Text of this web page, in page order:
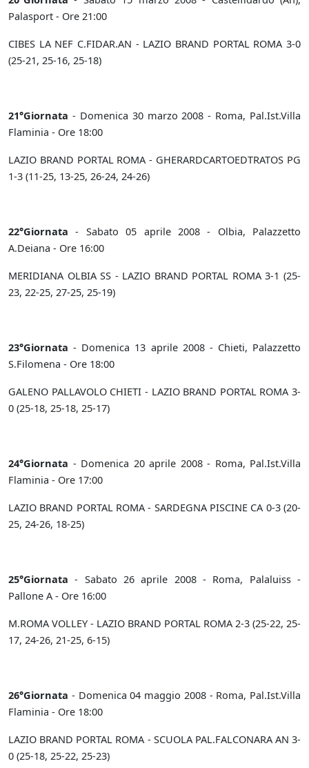
Palasport - Ore 21:00
CIBES LA NEF C.FIDAR.AN - LAZIO BRAND PORTAL ROMA 3-0
(25-21, 25-16, 25-18)
21°Giornata - Domenica 30 marzo 2008 - Roma, Pal.Ist.Villa
Flaminia - Ore 18:00
LAZIO BRAND PORTAL ROMA - GHERARDCARTOEDTRATOS PG
1-3 (11-25, 13-25, 26-24, 24-26)
22°Giornata - Sabato 05 aprile 2008 - Olbia, Palazzetto
A.Deiana - Ore 16:00
MERIDIANA OLBIA SS - LAZIO BRAND PORTAL ROMA 3-1 (25-
23, 22-25, 27-25, 25-19)
23°Giornata - Domenica 13 aprile 2008 - Chieti, Palazzetto
S.Filomena - Ore 18:00
GALENO PALLAVOLO CHIETI - LAZIO BRAND PORTAL ROMA 3-
0 (25-18, 25-18, 25-17)
24°Giornata - Domenica 20 aprile 2008 - Roma, Pal.Ist.Villa
Flaminia - Ore 17:00
LAZIO BRAND PORTAL ROMA - SARDEGNA PISCINE CA 0-3 (20-
25, 24-26, 18-25)
25°Giornata - Sabato 26 aprile 2008 - Roma, Palaluiss -
Pallone A - Ore 16:00
M.ROMA VOLLEY - LAZIO BRAND PORTAL ROMA 2-3 (25-22, 25-
17, 24-26, 21-25, 6-15)
26°Giornata - Domenica 04 maggio 2008 - Roma, Pal.Ist.Villa
Flaminia - Ore 18:00
LAZIO BRAND PORTAL ROMA - SCUOLA PAL.FALCONARA AN 3-
0 (25-18, 25-22, 25-23)